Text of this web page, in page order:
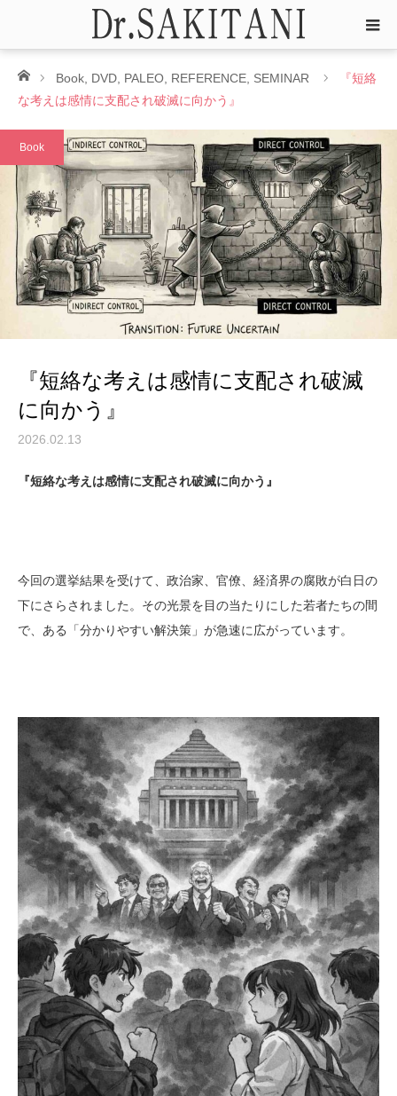
ホームBook DVD PALEO REFERENCE SEMINAR
『短絡
な考えは感情に支配され破滅に向かう』
Book
『短絡な考えは感情に支配され破滅
に向かう』
2026.02.13
『短絡な考えは感情に支配され破滅に向かう』
今回の選挙結果を受けて、政治家、官僚、経済界の腐敗が白日の
下にさらされました。その光景を目の当たりにした若者たちの間
で、ある「分かりやすい解決策」が急速に広がっています。